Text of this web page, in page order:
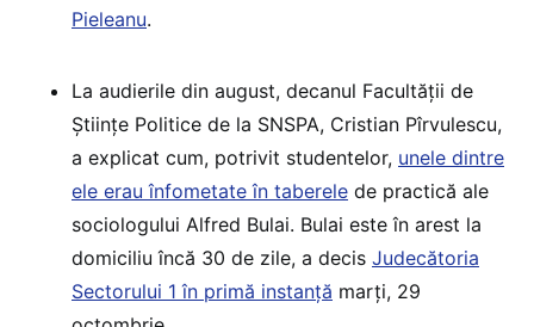
Pieleanu.
La audierile din august, decanul Facultății de
Științe Politice de la SNSPA, Cristian Pîrvulescu,
a explicat cum, potrivit studentelor, unele dintre
ele erau înfometate în taberele de practică ale
sociologului Alfred Bulai. Bulai este în arest la
domiciliu încă 30 de zile, a decis Judecătoria
Sectorului 1 în primă instanță marți, 29